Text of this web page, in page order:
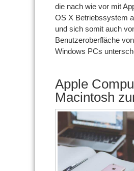
die nach wie vor mit
OS X Betriebssystem
und sich somit auch
Benutzeroberfläche
Windows PCs
Apple
Macintosh